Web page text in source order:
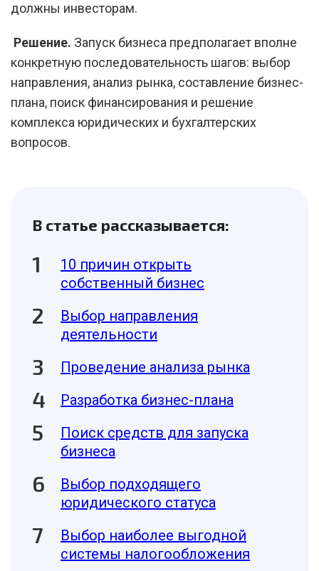
должны инвесторам.
Решение. Запуск бизнеса предполагает вполне
конкретную последовательность шагов: выбор
направления, анализ рынка, составление бизнес-
плана, поиск финансирования и решение
комплекса юридических и бухгалтерских
вопросов.
В статье рассказывается:
10 причин открыть
собственный бизнес
Выбор направления
деятельности
Проведение анализа рынка
Разработка бизнес-плана
Поиск средств для запуска
бизнеса
Выбор подходящего
юридического статуса
Выбор наиболее выгодной
системы налогообложения